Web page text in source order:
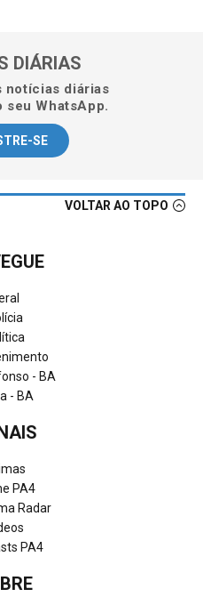
DIÁRIAS
notícias diárias
seu WhatsApp.
SE
VOLTAR AO TOPO
- BA
- BA
PA4
Radar
PA4